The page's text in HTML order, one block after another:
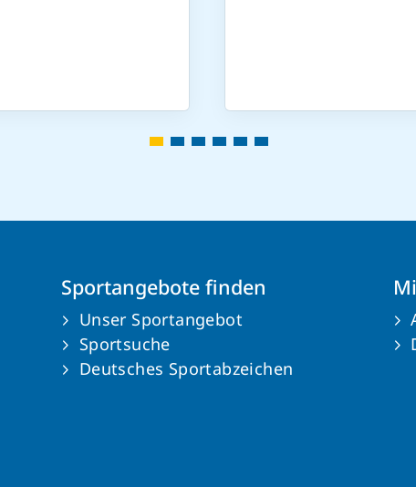
Sportangebote finden
Unser Sportangebot
Sportsuche
Deutsches Sportabzeichen